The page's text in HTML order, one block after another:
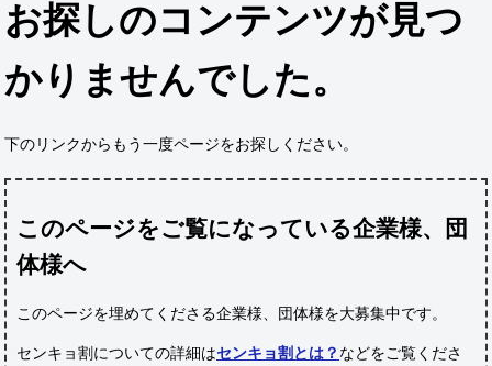
お探しのコンテンツが見つ
かりませんでした。
下のリンクからもう一度ページをお探しください。
このページをご覧になっている企業様、団
体様へ
このページを埋めてくださる企業様、団体様を大募集中です。
センキョ割についての詳細はセンキョ割とは？ などをご覧くださ